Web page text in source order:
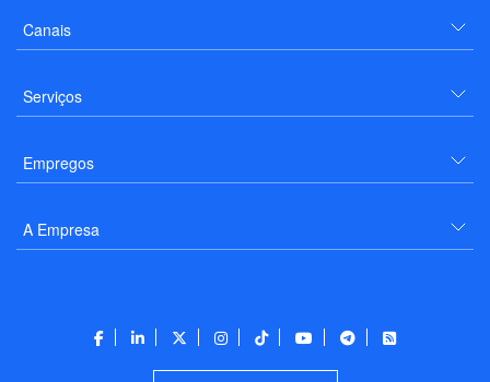
Canais
Serviços
Empregos
A Empresa